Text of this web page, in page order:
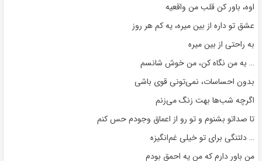
اوه، باور کن قلب من واقعیه
عشق تو داره از بین میره، یه کم هر روز
به راحتی از بین میره
… به من نگاه کن، من خوش شانسم
بدون احساسات، نمی‌تونی قوی باشی
اگرچه شب‌ها بهت زنگ می‌زنم
تا صداتو بشنوم و تو رو از اعماق وجودم حس کنم
… دلتنگی برای تو خیلی غم‌انگیزه
من باور دارم که من یه احمق بودم